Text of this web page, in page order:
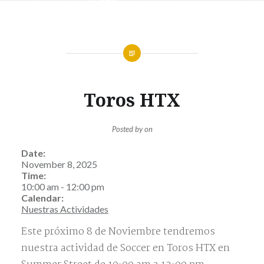
Toros HTX
Posted byon
Date:
November 8, 2025
Time:
10:00 am - 12:00 pm
Calendar:
Nuestras Actividades
Este próximo 8 de Noviembre tendremos
nuestra actividad de Soccer en Toros HTX en